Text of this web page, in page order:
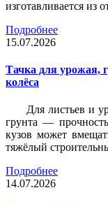
изготавливается из
Подробнее
15.07.2026
Тачка для урожая,
колёса
Для листьев и
грунта —
кузов может
тяжёлый
Подробнее
14.07.2026